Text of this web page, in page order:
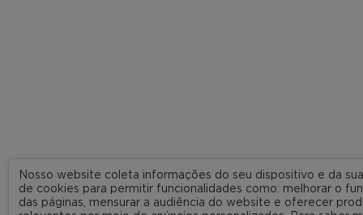
Nosso website coleta informações do seu dispositivo e da
de cookies para permitir funcionalidades como: melhorar o
das páginas, mensurar a audiência do website e oferecer